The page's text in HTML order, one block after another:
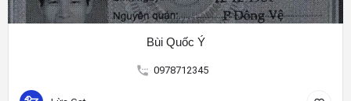
Bùi Quốc Ý
0978712345